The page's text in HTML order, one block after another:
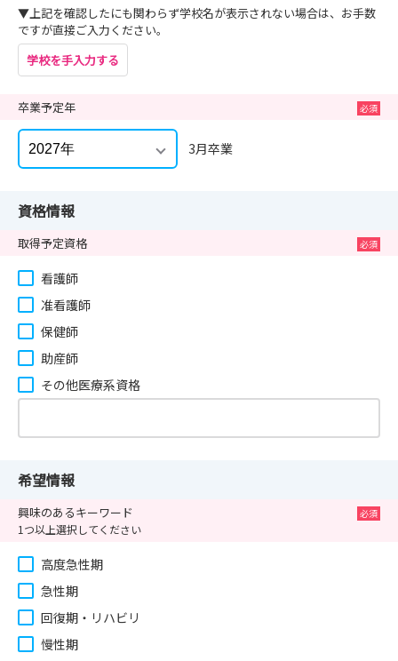
▼上記を確認したにも関わらず学校名が表示されない場合は、お手数
ですが直接ご入力ください。
学校を手入力する
卒業予定年
3月卒業
資格情報
取得予定資格
看護師
准看護師
保健師
助産師
その他医療系資格
希望情報
興味のあるキーワード
1つ以上選択してください
高度急性期
急性期
回復期・リハビリ
慢性期